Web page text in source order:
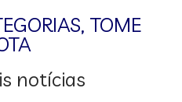
, TOME
notícias